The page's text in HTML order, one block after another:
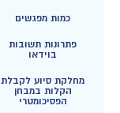
כמות מפגשים
פתרונות תשובות
בוידאו
מחלקת סיוע לקבלת
הקלות במבחן
הפסיכומטרי